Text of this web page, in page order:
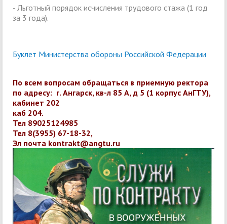
- Льготный порядок исчисления трудового стажа (1 год
за 3 года).
Буклет Министерства обороны Российской Федерации
По всем вопросам обращаться в приемную ректора
по адресу: г. Ангарск, кв-л 85 А, д 5 (1 корпус АнГТУ),
кабинет 202
каб 204.
Тел 89025124985
Тел 8(3955) 67-18-32,
Эл почта kontrakt@angtu.ru